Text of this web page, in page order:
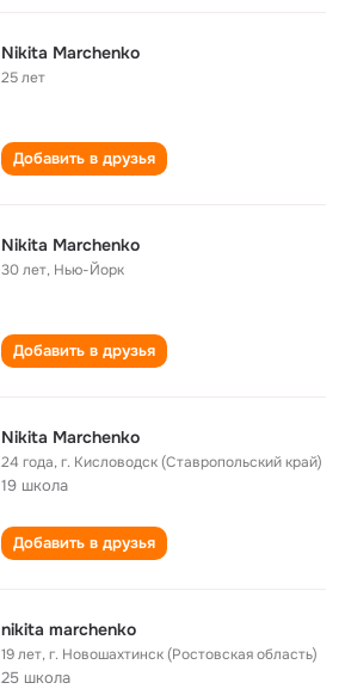
Nikita Marchenko
25 лет
Добавить в друзья
Nikita Marchenko
30 лет, Нью-Йорк
Добавить в друзья
Nikita Marchenko
24 года,г. Кисловодск (Ставропольский край)
19 школа
Добавить в друзья
nikita marchenko
19 лет,г. Новошахтинск (Ростовская область)
25 школа